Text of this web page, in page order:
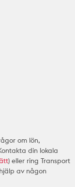
om lön,
din lokala
) eller ring Transport
av någon